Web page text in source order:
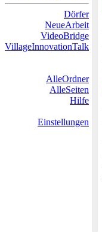
Dörfer
NeueArbeit
VideoBridge
VillageInnovationTalk
AlleOrdner
AlleSeiten
Hilfe
Einstellungen